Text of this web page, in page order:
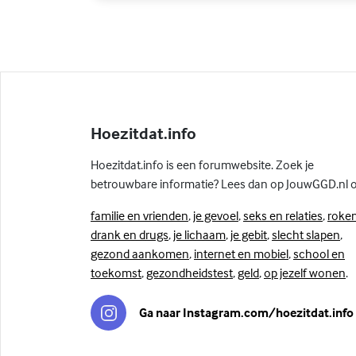
Hoezitdat.info
Hoezitdat.info is een forumwebsite. Zoek je
betrouwbare informatie? Lees dan op JouwGGD.nl
familie en vrienden, je gevoel,seks en relaties,
drank en drugs, je lichaam, je gebit,slecht slapen,
gezond aankomen, internet en mobiel,school en
toekomst, gezondheidstest, geld,op jezelf wonen.
Ga naar Instagram.com/hoezitdat.info